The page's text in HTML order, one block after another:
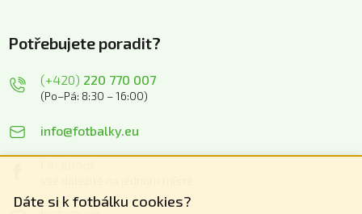
Dáte si k fotbálku cookies?
Potřebujete poradit?
(+420) 220 770 007
(Po–Pá: 8:30 – 16:00)
info@fotbalky.eu